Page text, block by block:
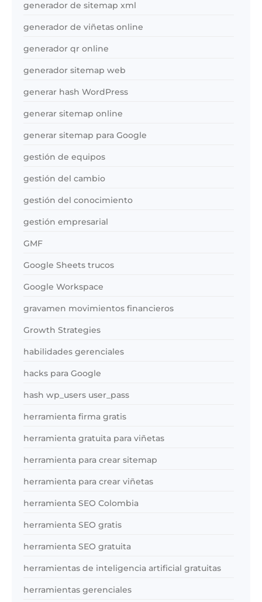
generador de sitemap xml
generador de viñetas online
generador qr online
generador sitemap web
generar hash WordPress
generar sitemap online
generar sitemap para Google
gestión de equipos
gestión del cambio
gestión del conocimiento
gestión empresarial
GMF
Google Sheets trucos
Google Workspace
gravamen movimientos financieros
Growth Strategies
habilidades gerenciales
hacks para Google
hash wp_users user_pass
herramienta firma gratis
herramienta gratuita para viñetas
herramienta para crear sitemap
herramienta para crear viñetas
herramienta SEO Colombia
herramienta SEO gratis
herramienta SEO gratuita
herramientas de inteligencia artificial gratuitas
herramientas gerenciales